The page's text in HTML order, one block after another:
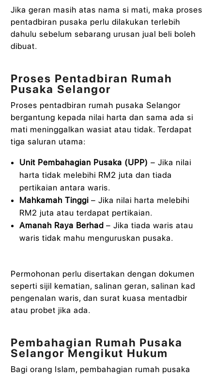
Jika geran masih atas nama si mati, maka proses
pentadbiran pusaka perlu dilakukan terlebih
dahulu sebelum sebarang urusan jual beli boleh
dibuat.
Proses Pentadbiran Rumah
Pusaka Selangor
Proses pentadbiran rumah pusaka Selangor
bergantung kepada nilai harta dan sama ada si
mati meninggalkan wasiat atau tidak. Terdapat
tiga saluran utama:
Unit Pembahagian Pusaka (UPP) – Jika nilai
harta tidak melebihi RM2 juta dan tiada
pertikaian antara waris.
Mahkamah Tinggi– Jika nilai harta melebihi
RM2 juta atau terdapat pertikaian.
Amanah Raya Berhad – Jika tiada waris atau
waris tidak mahu menguruskan pusaka.
Permohonan perlu disertakan dengan dokumen
seperti sijil kematian, salinan geran, salinan kad
pengenalan waris, dan surat kuasa mentadbir
atau probet jika ada.
Pembahagian Rumah Pusaka
Selangor Mengikut Hukum
Bagi orang Islam, pembahagian rumah pusaka